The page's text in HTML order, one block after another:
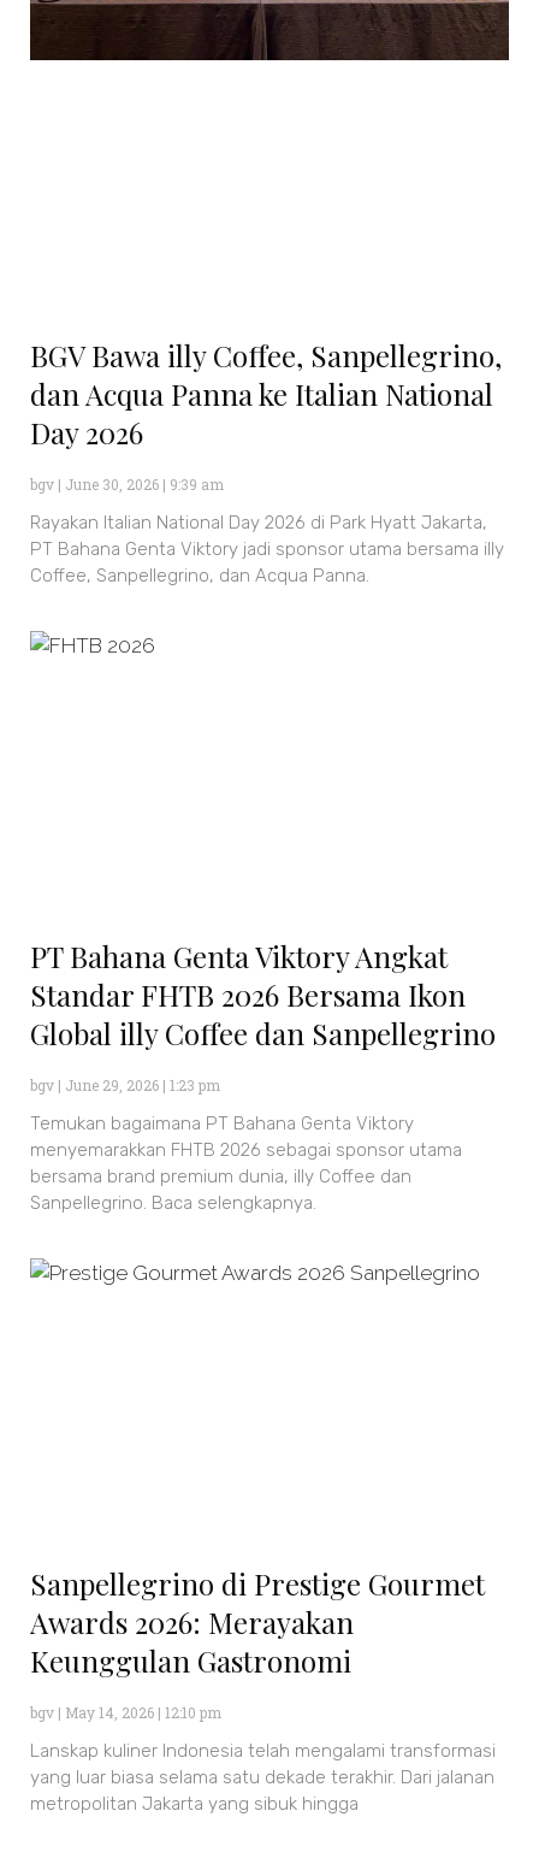
BGV Bawa illy Coffee, Sanpellegrino,
dan Acqua Panna ke Italian National
Day 2026
bgv June 30, 2026 9:39 am
Rayakan Italian National Day 2026 di Park Hyatt Jakarta,
PT Bahana Genta Viktory jadi sponsor utama bersama illy
Coffee, Sanpellegrino, dan Acqua Panna.
PT Bahana Genta Viktory Angkat
Standar FHTB 2026 Bersama Ikon
Global illy Coffee dan Sanpellegrino
bgv June 29, 2026 1:23 pm
Temukan bagaimana PT Bahana Genta Viktory
menyemarakkan FHTB 2026 sebagai sponsor utama
bersama brand premium dunia, illy Coffee dan
Sanpellegrino. Baca selengkapnya.
Sanpellegrino di Prestige Gourmet
Awards 2026: Merayakan
Keunggulan Gastronomi
bgv May 14, 2026 12:10 pm
Lanskap kuliner Indonesia telah mengalami transformasi
yang luar biasa selama satu dekade terakhir. Dari jalanan
metropolitan Jakarta yang sibuk hingga